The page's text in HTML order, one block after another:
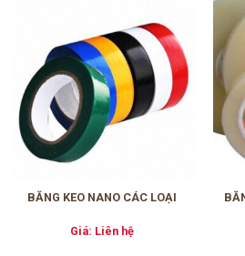
BĂNG KEO NANO CÁC LOẠI
Giá: Liên hệ